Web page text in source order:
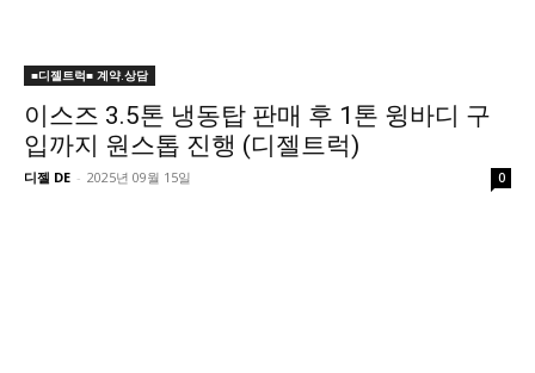
■디젤트럭■ 계약.상담
이스즈 3.5톤 냉동탑 판매 후 1톤 윙바디 구
입까지 원스톱 진행 (디젤트럭)
디젤 DE - 2025년 09월 15일 0